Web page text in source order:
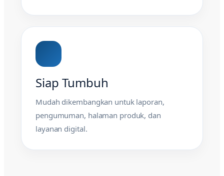
Siap Tumbuh
Mudah dikembangkan untuk laporan,
pengumuman, halaman produk, dan
layanan digital.